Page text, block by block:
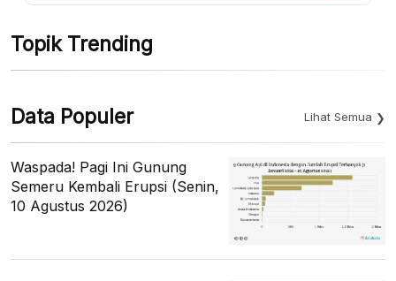
Topik Trending
Data Populer Lihat Semua
Waspada! Pagi Ini Gunung
Semeru Kembali Erupsi (Senin,
10 Agustus 2026)